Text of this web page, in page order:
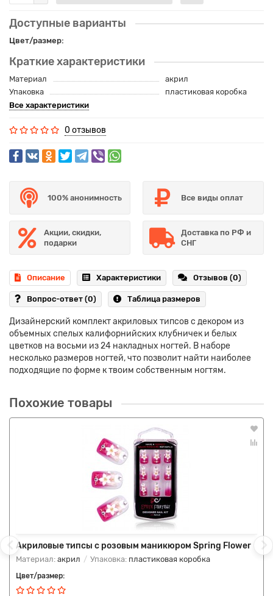
Доступные варианты
Цвет/размер:
Краткие характеристики
Материал
акрил
Упаковка
пластиковая коробка
Все характеристики
0 отзывов
100% анонимность Все виды оплат
Акции, скидки,
подарки
Доставка по РФ и
СНГ
Описание Характеристики Отзывов (0)
Вопрос-ответ (0) Таблица размеров
Дизайнерский комплект акриловых типсов с декором из
объемных спелых калифорнийских клубничек и белых
цветков на восьми из 24 накладных ногтей. В наборе
несколько размеров ногтей, что позволит найти наиболее
подходящие по форме к твоим собственным ногтям.
Похожие товары
Акриловые типсы с розовым маникюром Spring Flower
Материал: акрил Упаковка: пластиковая коробка
Цвет/размер: